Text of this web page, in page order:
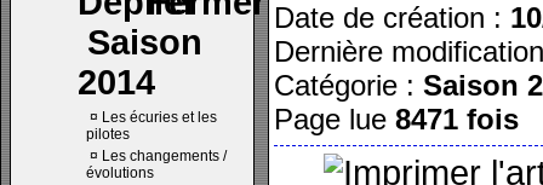
Saison
2014
¤ Les écuries et les
pilotes
¤ Les changements /
évolutions
Date de création :
Dernière
Catégorie : Saison
Page lue 8471 fois